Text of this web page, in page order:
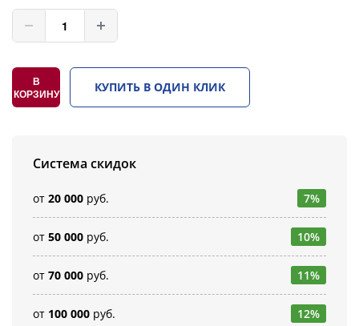
В
КОРЗИНУ
КУПИТЬ В ОДИН КЛИК
Система скидок
от 20 000 руб. 7%
от 50 000 руб. 10%
от 70 000 руб. 11%
от 100 000 руб. 12%